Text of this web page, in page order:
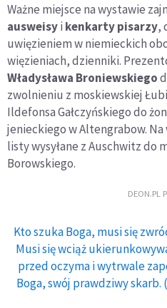
Ważne miejsce na wystawie
ausweisyi kenkarty pisarzy,
uwięzieniem w niemieckich
więzieniach, dzienniki.
Władysława Broniewskiego
zwolnieniu z moskiewskiej
Ildefonsa Gałczyńskiego do
jenieckiego w Altengrabow. Na
listy wysyłane z Auschwitz do
Borowskiego.
DEON.PL
Kto szuka Boga, musi się
Musi się wciąż
przed oczyma i wytrwale
Boga, swój prawdziwy skarb.